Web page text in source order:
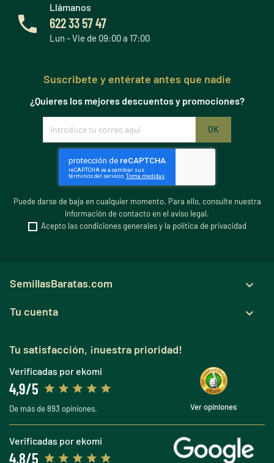
Llámanos
622 33 57 47
Lun - Vie de 09:00 a 17:00
Suscribete y entérate antes que nadie
¿Quieres los mejores descuentos y promociones?
Puede darse de baja en cualquier momento. Para ello, consulte nuestra
información de contacto en el aviso legal.
Acepto las condiciones generales y la política de privacidad
SemillasBaratas.com 
Tu cuenta 
Tu satisfacción, ¡nuestra prioridad!
Verificadas por ekomi
4,9/5
De más de 893 opiniones. Ver opiniones
Verificadas por ekomi
4,8/5